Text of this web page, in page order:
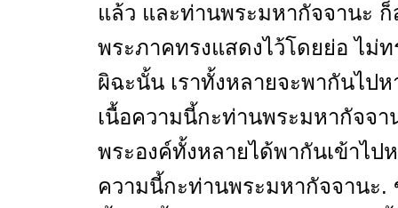
แล้ว และท่านพระมหากัจจานะ
พระภาคทรงแสดงไว้โดยย่อ ไม่
ผิฉะนั้น เราทั้งหลายจะพากันไป
เนื้อความนี้กะท่านพระมหากัจจ
พระองค์ทั้งหลายได้พากันเข้าไ
ความนี้กะท่านพระมหากัจจานะ.